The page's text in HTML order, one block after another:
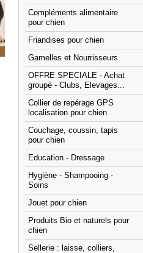
Compléments alimentaire
pour chien
Friandises pour chien
Gamelles et Nourrisseurs
OFFRE SPECIALE - Achat
groupé - Clubs, Elevages...
Collier de repérage GPS
localisation pour chien
Couchage, coussin, tapis
pour chien
Education - Dressage
Hygiène - Shampooing -
Soins
Jouet pour chien
Produits Bio et naturels pour
chien
Sellerie : laisse, colliers,